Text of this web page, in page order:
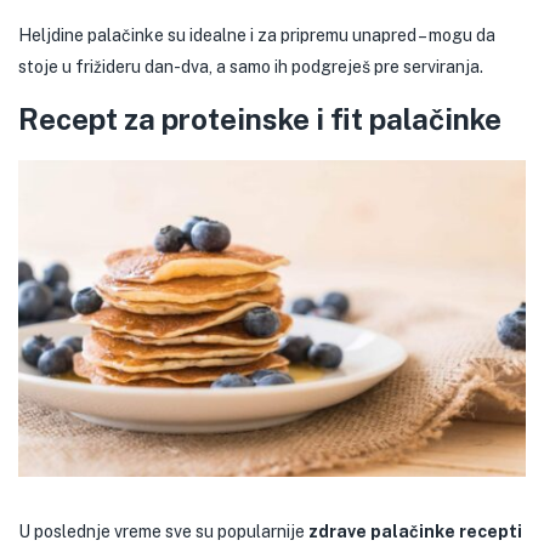
Heljdine palačinke su idealne i za pripremu unapred – mogu da
stoje u frižideru dan-dva, a samo ih podgreješ pre serviranja.
Recept za proteinske i fit palačinke
U poslednje vreme sve su popularnije zdrave palačinke recepti